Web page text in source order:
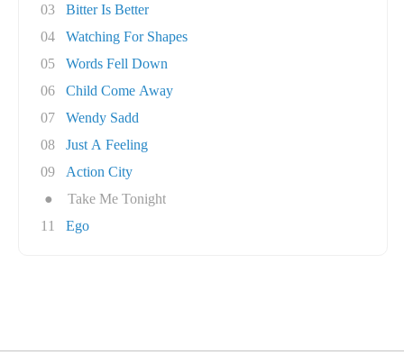
03
Bitter Is Better
04
Watching For Shapes
05
Words Fell Down
06
Child Come Away
07
Wendy Sadd
08
Just A Feeling
09
Action City
●
Take Me Tonight
11
Ego